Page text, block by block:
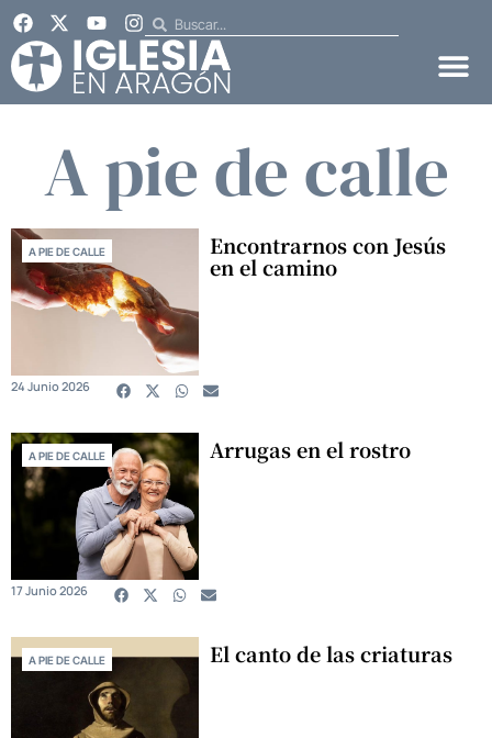
A pie de calle
A PIE DE CALLE Encontrarnos con Jesús
en el camino
24 Junio 2026
A PIE DE CALLE Arrugas en el rostro
17 Junio 2026
A PIE DE CALLE El canto de las criaturas